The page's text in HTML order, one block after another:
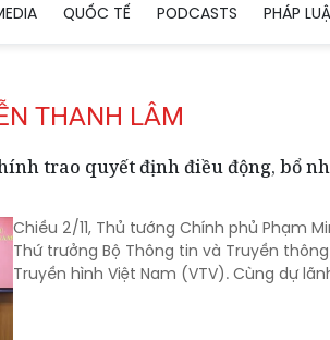
QUỐC TẾ PODCASTS PHÁP
THANH LÂM
trao quyết định điều động, bổ
Chiều 2/11, Thủ tướng Chính phủ Phạm
Thứ trưởng Bộ Thông tin và Truyền
Truyền hình Việt Nam (VTV). Cùng dự